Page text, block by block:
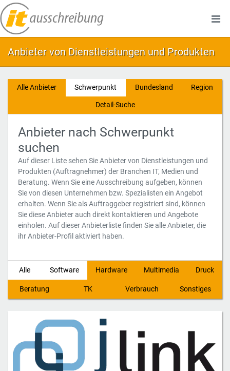
Anbieter von Dienstleistungen und Produkten
Alle Anbieter Schwerpunkt Bundesland Region
Detail-Suche
Anbieter nach Schwerpunkt
suchen
Auf dieser Liste sehen Sie Anbieter von Dienstleistungen und
Produkten (Auftragnehmer) der Branchen IT, Medien und
Beratung. Wenn Sie eine Ausschreibung aufgeben, können
Sie von diesen Unternehmen bzw. Spezialisten ein Angebot
erhalten. Wenn Sie als Auftraggeber registriert sind, können
Sie diese Anbieter auch direkt kontaktieren und Angebote
einholen. Auf dieser Anbieterliste finden Sie alle Anbieter, die
ihr Anbieter-Profil aktiviert haben.
Alle Software Hardware Multimedia Druck
Beratung TK Verbrauch Sonstiges